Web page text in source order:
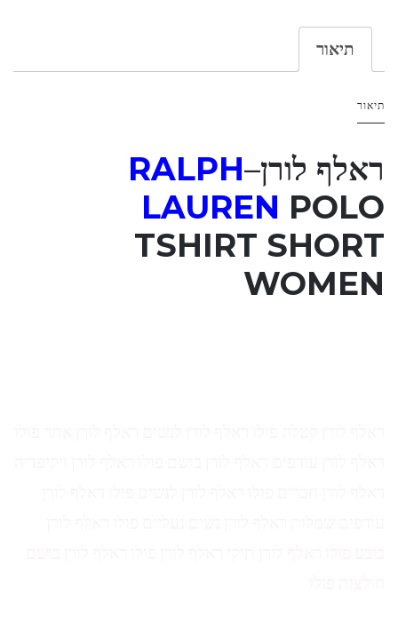
תיאור
תיאור
ראלף לורן–
RALPH
LAUREN POLO
TSHIRT SHORT
WOMEN